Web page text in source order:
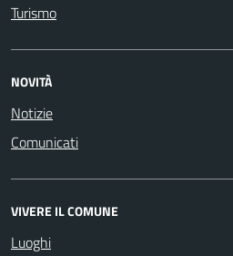
Turismo
NOVITÀ
Notizie
Comunicati
VIVERE IL COMUNE
Luoghi